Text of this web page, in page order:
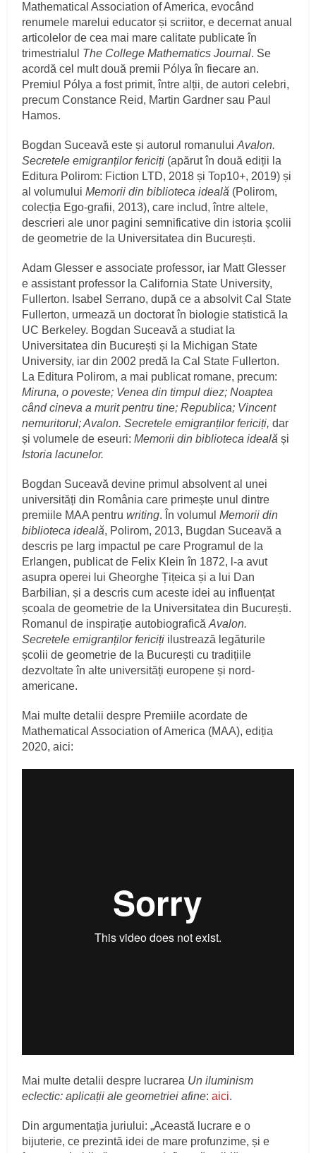
Mathematical Association of America, evocând
renumele marelui educator și scriitor, e decernat anual
articolelor de cea mai mare calitate publicate în
trimestrialul The College Mathematics Journal. Se
acordă cel mult două premii Pólya în fiecare an.
Premiul Pólya a fost primit, între alții, de autori celebri,
precum Constance Reid, Martin Gardner sau Paul
Hamos.
Bogdan Suceavă este și autorul romanuluiAvalon.
Secretele emigranților fericiți (apărut în două ediții la
Editura Polirom: Fiction LTD, 2018 și Top10+, 2019) și
al volumuluiMemorii din biblioteca ideală (Polirom,
colecția Ego-grafii, 2013), care includ, între altele,
descrieri ale unor pagini semnificative din istoria școlii
de geometrie de la Universitatea din București.
Adam Glesser e associate professor, iar Matt Glesser
e assistant professor la California State University,
Fullerton. Isabel Serrano, după ce a absolvit Cal State
Fullerton, urmează un doctorat în biologie statistică la
UC Berkeley. Bogdan Suceavă a studiat la
Universitatea din București și la Michigan State
University, iar din 2002 predă la Cal State Fullerton.
La Editura Polirom, a mai publicat romane, precum:
Miruna, o poveste; Venea din timpul diez; Noaptea
când cineva a murit pentru tine; Republica; Vincent
nemuritorul; Avalon. Secretele emigranților fericiți,dar
și volumele de eseuri:Memorii din biblioteca idealăși
Istoria lacunelor.
Bogdan Suceavă devine primul absolvent al unei
universități din România care primește unul dintre
premiile MAA pentruwriting. În volumulMemorii din
biblioteca ideală, Polirom, 2013, Bugdan Suceavă a
descris pe larg impactul pe care Programul de la
Erlangen, publicat de Felix Klein în 1872, l-a avut
asupra operei lui Gheorghe Țițeica și a lui Dan
Barbilian, și a descris cum aceste idei au influențat
școala de geometrie de la Universitatea din București.
Romanul de inspirație autobiograficăAvalon.
Secretele emigranților fericiți ilustrează legăturile
școlii de geometrie de la București cu tradițiile
dezvoltate în alte universități europene și nord-
americane.
Mai multe detalii despre Premiile acordate de
Mathematical Association of America (MAA), ediția
2020, aici:
Mai multe detalii despre lucrarea Un iluminism
eclectic: aplicații ale geometriei afine:aici.
Din argumentația juriului: „Această lucrare e o
bijuterie, ce prezintă idei de mare profunzime, și e